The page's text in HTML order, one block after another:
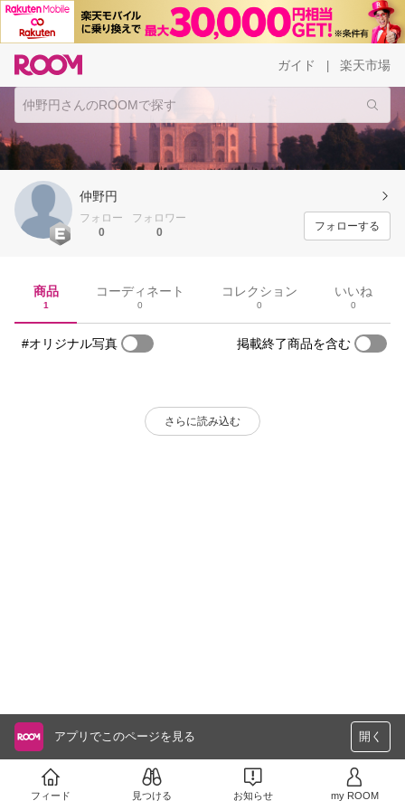
ガイド 楽天市場
仲野円
フォロー
0
フォロワー
0
フォローする
商品
1
コーディネート
0
コレクション
0
いいね
0
#オリジナル写真 掲載終了商品を含む
さらに読み込む
アプリでこのページを見る 開く
フィード 見つける お知らせ my ROOM